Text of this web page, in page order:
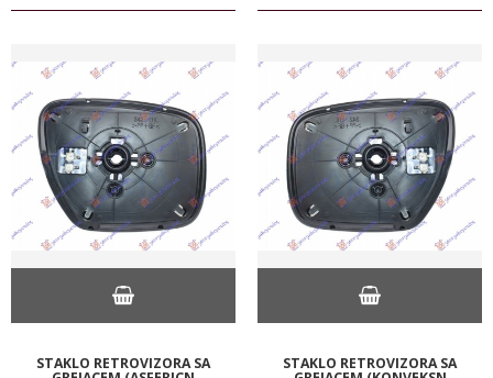
STAKLO RETROVIZORA SA STAKLO RETROVIZORA SA